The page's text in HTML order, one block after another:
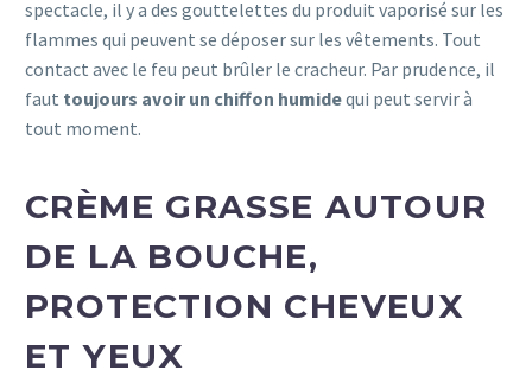
spectacle, il y a des gouttelettes du produit vaporisé sur les
flammes qui peuvent se déposer sur les vêtements. Tout
contact avec le feu peut brûler le cracheur. Par prudence, il
faut toujours avoir un chiffon humidequi peut servir à
tout moment.
CRÈME GRASSE AUTOUR
DE LA BOUCHE,
PROTECTION CHEVEUX
ET YEUX